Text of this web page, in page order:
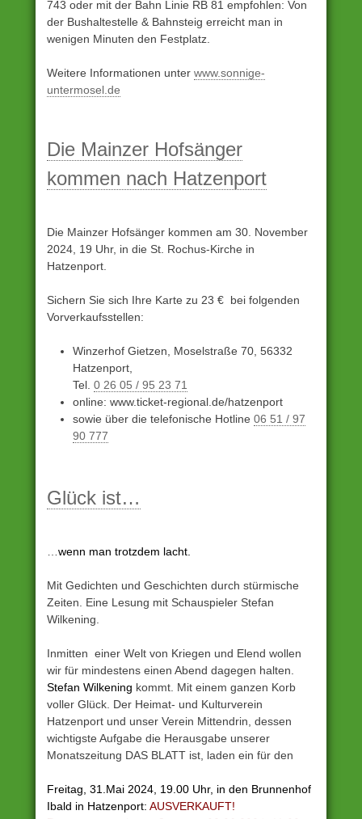
743 oder mit der Bahn Linie RB 81 empfohlen: Von
der Bushaltestelle & Bahnsteig erreicht man in
wenigen Minuten den Festplatz.
Weitere Informationen unter www.sonnige-
untermosel.de
Archiv
eingestellt
Die Mainzer Hofsänger
kommen nach Hatzenport
Die Mainzer Hofsänger kommen am 30. November
2024, 19 Uhr, in die St. Rochus-Kirche in
Hatzenport.
Sichern Sie sich Ihre Karte zu 23 € bei folgenden
Vorverkaufsstellen:
Winzerhof Gietzen, Moselstraße 70, 56332
Hatzenport,
Tel. 0 26 05 / 95 23 71
online: www.ticket-regional.de/hatzenport
sowie über die telefonische Hotline 06 51 / 97
90 777
Archiv
eingestellt
Glück ist…
…wenn man trotzdem lacht.
Mit Gedichten und Geschichten durch stürmische
Zeiten. Eine Lesung mit Schauspieler Stefan
Wilkening.
Inmitten einer Welt von Kriegen und Elend wollen
wir für mindestens einen Abend dagegen halten.
Stefan Wilkening kommt. Mit einem ganzen Korb
voller Glück. Der Heimat- und Kulturverein
Hatzenport und unser Verein Mittendrin, dessen
wichtigste Aufgabe die Herausgabe unserer
Monatszeitung DAS BLATT ist, laden ein für den
Freitag, 31.Mai 2024, 19.00 Uhr, in den Brunnenhof
Ibald in Hatzenport: AUSVERKAUFT!